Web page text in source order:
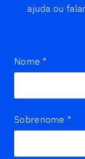
ajuda ou
Nome *
Sobrenome *